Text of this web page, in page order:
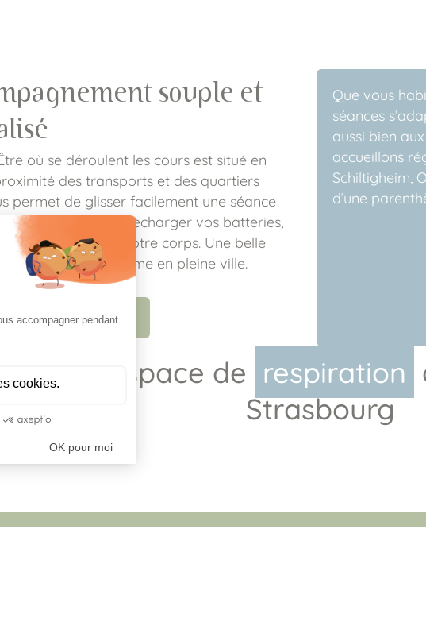
souple et
où se déroulent les cours est situé en
des transports et des quartiers
permet de glisser facilement une séance
du temps, pour recharger vos batteries,
et détendre votre corps. Une belle
soin de soi, même en pleine ville.
yoga à Strasbourg
Que vous
séances
aussi bien
accueillons
Schiltigheim,
d’une
Un espace de respiration
Strasbourg